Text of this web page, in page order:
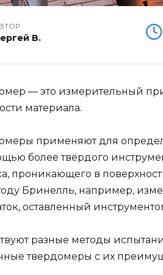
В.
— это измерительный
материала.
применяют для
более твёрдого
проникающего в
Бринелль, например,
оставленный
разные методы
твердомеры с их